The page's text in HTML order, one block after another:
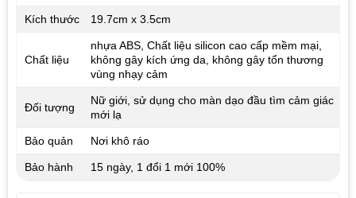
Kích thước 19.7cm x 3.5cm
Chất liệu
nhựa ABS, Chất liệu silicon cao cấp mềm mại,
không gây kích ứng da, không gây tổn thương
vùng nhạy cảm
Đối tượng
Nữ giới, sử dụng cho màn dạo đầu tìm cảm giác
mới lạ
Bảo quản Nơi khô ráo
Bảo hành 15 ngày, 1 đổi 1 mới 100%